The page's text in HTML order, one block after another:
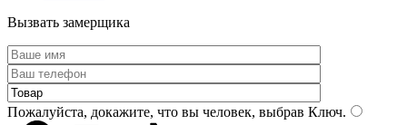
Вызвать замерщика
Пожалуйста, докажите, что вы человек, выбрав Ключ.